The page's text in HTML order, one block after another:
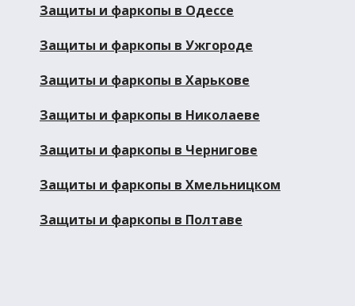
Защиты и фаркопы в Одессе
Защиты и фаркопы в Ужгороде
Защиты и фаркопы в Харькове
Защиты и фаркопы в Николаеве
Защиты и фаркопы в Чернигове
Защиты и фаркопы в Хмельницком
Защиты и фаркопы в Полтаве